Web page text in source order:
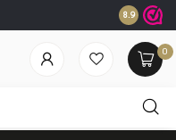
Vor 23:59
8.9
0
du?